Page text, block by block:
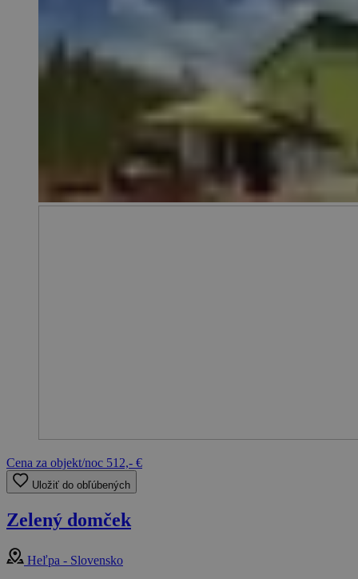
Cena za objekt/noc 512,- €
Uložiť do obľúbených
Zelený domček
Heľpa - Slovensko